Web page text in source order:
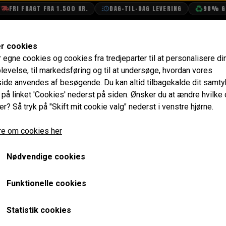
FRI FRAGT FRA 1.500 KR. DAG-TIL-DAG LEVERING 98%
Lygter & Lamper Nummerplade Lys Plade til
Plade til Nummerplade
Estate
Varenummer: 14A7552
Forventet leveringstid:
−
cookies
egne cookies og cookies fra tredjeparter til at personalisere
til markedsføring og til at undersøge, hvordan vores
anvendes af besøgende. Du kan altid tilbagekalde dit
linket 'Cookies' nederst på siden. Ønsker du at ændre hvilke
Så tryk på "Skift mit cookie valg" nederst i venstre hjørne.
om cookies her
Nødvendige cookies
Funktionelle cookies
Statistik cookies